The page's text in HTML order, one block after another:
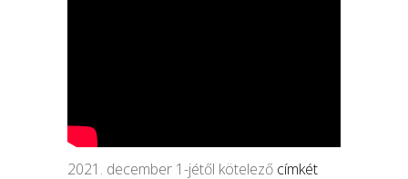
2021. december 1-jétől kötelező címkét